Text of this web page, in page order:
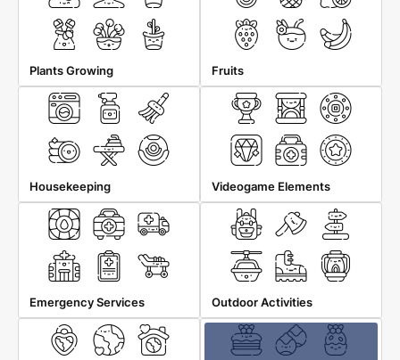
Plants Growing Fruits
Housekeeping Videogame Elements
Emergency Services Outdoor Activities